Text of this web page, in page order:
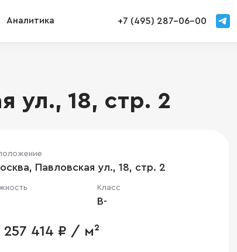
Аналитика +7 (495) 287-06-00
ул., 18, стр. 2
Павловская ул., 18, стр. 2
Класс
B-
257 414 ₽ / м²